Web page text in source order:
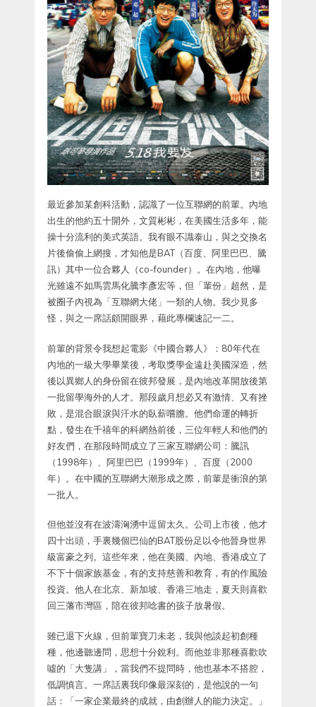
最近參加某創科活動，認識了一位互聯網的前輩。內地
出生的他約五十開外，文質彬彬，在美國生活多年，能
操十分流利的美式英語。我有眼不識泰山，與之交換名
片後偷偷上網搜，才知他是BAT（百度、阿里巴巴、騰
訊）其中一位合夥人（co-founder）。在內地，他曝
光雖遠不如馬雲馬化騰李彥宏等，但「輩份」超然，是
被圈子內視為「互聯網大佬」一類的人物。我少見多
怪，與之一席話頗開眼界，藉此專欄速記一二。
前輩的背景令我想起電影《中國合夥人》：80年代在
內地的一級大學畢業後，考取獎學金遠赴美國深造，然
後以異鄉人的身份留在彼邦發展，是內地改革開放後第
一批留學海外的人才。那段歲月想必又有激情、又有挫
敗，是混合眼淚與汗水的臥薪嚐膽。他們命運的轉折
點，發生在千禧年的科網熱前後，三位年輕人和他們的
好友們，在那段時間成立了三家互聯網公司：騰訊
（1998年）、阿里巴巴（1999年）、百度（2000
年）。在中國的互聯網大潮形成之際，前輩是衝浪的第
一批人。
但他並沒有在波濤洶湧中逗留太久。公司上市後，他才
四十出頭，手裏幾個巴仙的BAT股份足以令他晉身世界
級富豪之列。這些年來，他在美國、內地、香港成立了
不下十個家族基金，有的支持慈善和教育，有的作風險
投資。他人在北京、新加坡、香港三地走，夏天則喜歡
回三藩市灣區，陪在彼邦唸書的孩子放暑假。
雖已退下火線，但前輩寶刀未老，我與他談起初創種
種，他邊聽邊問，思想十分銳利。而他並非那種喜歡吹
噓的「大隻講」，當我們不提問時，他也基本不搭腔，
低調慎言。一席話裏我印像最深刻的，是他說的一句
話：「一家企業最終的成就，由創辦人的能力決定。」